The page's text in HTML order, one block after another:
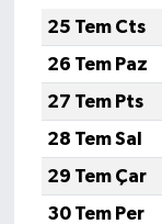
25 Tem Cts
26 Tem Paz
27 Tem Pts
28 Tem Sal
29 Tem Çar
30 Tem Per